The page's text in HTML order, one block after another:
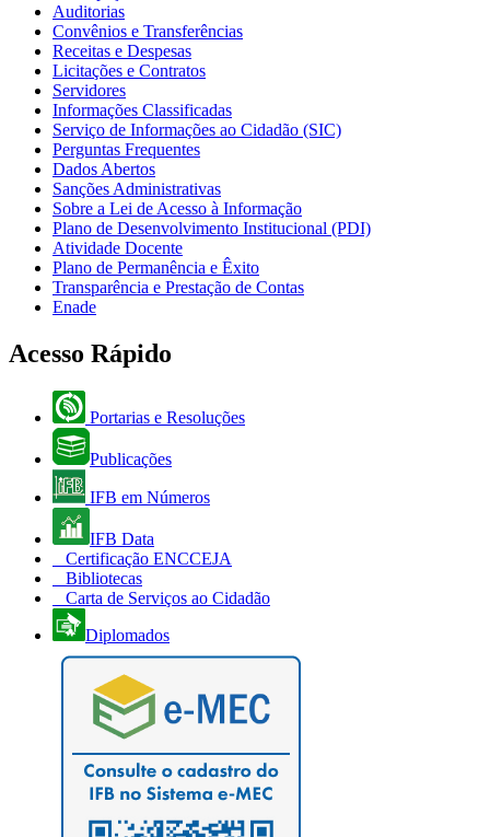
Auditorias
Convênios e Transferências
Receitas e Despesas
Licitações e Contratos
Servidores
Informações Classificadas
Serviço de Informações ao Cidadão (SIC)
Perguntas Frequentes
Dados Abertos
Sanções Administrativas
Sobre a Lei de Acesso à Informação
Plano de Desenvolvimento Institucional (PDI)
Atividade Docente
Plano de Permanência e Êxito
Transparência e Prestação de Contas
Enade
Acesso Rápido
Portarias e Resoluções
Publicações
IFB em Números
IFB Data
Certificação ENCCEJA
Bibliotecas
Carta de Serviços ao Cidadão
Diplomados